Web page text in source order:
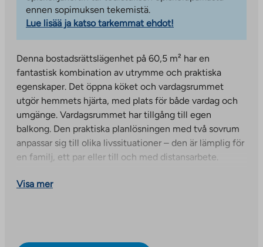
ennen sopimuksen tekemistä.
Lue lisää ja katso tarkemmat ehdot!
Denna bostadsrättslägenhet på 60,5 m² har en
fantastisk kombination av utrymme och praktiska
egenskaper. Det öppna köket och vardagsrummet
utgör hemmets hjärta, med plats för både vardag och
umgänge. Vardagsrummet har tillgång till egen
balkong. Den praktiska planlösningen med två sovrum
anpassar sig till olika livssituationer – den är lämplig för
en familj, ett par eller till och med distansarbete.
Denna fastighet har prisgaranti – köpeskillingen för
Visa mer